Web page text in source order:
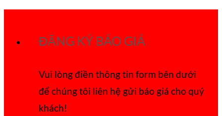
ĐĂNG KÝ BÁO GIÁ
Vui lòng điền thông tin form bên dưới
để chúng tôi liên hệ gửi báo giá cho quý
khách!